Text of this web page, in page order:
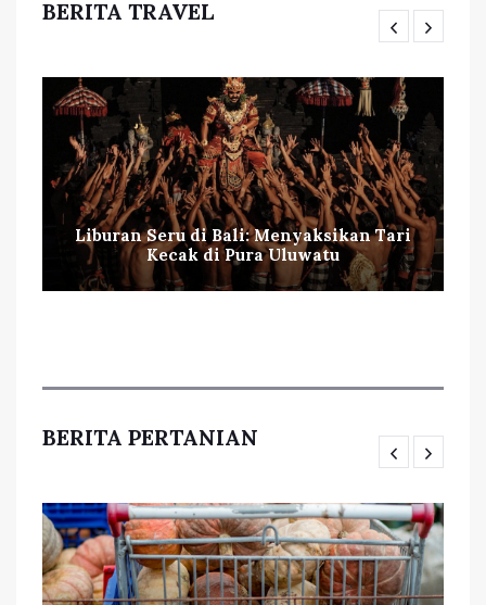
BERITA TRAVEL
Liburan Seru di Bali: Menyaksikan Tari
Kecak di Pura Uluwatu
BERITA PERTANIAN